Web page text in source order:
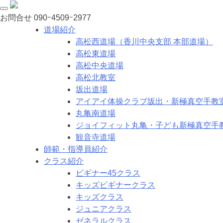
お問合せ 090ｰ4509ｰ2977
道場紹介
高松西道場（香川中央支部 本部道場）
高松東道場
高松中央道場
高松北教室
坂出道場
アイアイ体操クラブ坂出・新極真空手教
丸亀南道場
ジョイフィット丸亀・子ども新極真空手
観音寺道場
師範・指導員紹介
クラス紹介
ビギナー45クラス
キッズビギナークラス
キッズクラス
ジュニアクラス
ゼネラルクラス